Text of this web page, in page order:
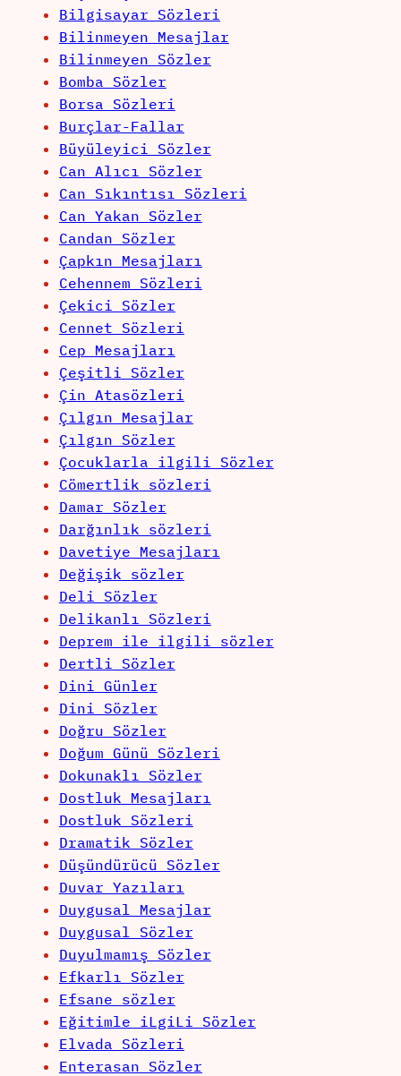
Bilgisayar Sözleri
Bilinmeyen Mesajlar
Bilinmeyen Sözler
Bomba Sözler
Borsa Sözleri
Burçlar-Fallar
Büyüleyici Sözler
Can Alıcı Sözler
Can Sıkıntısı Sözleri
Can Yakan Sözler
Candan Sözler
Çapkın Mesajları
Cehennem Sözleri
Çekici Sözler
Cennet Sözleri
Cep Mesajları
Çeşitli Sözler
Çin Atasözleri
Çılgın Mesajlar
Çılgın Sözler
Çocuklarla ilgili Sözler
Cömertlik sözleri
Damar Sözler
Darğınlık sözleri
Davetiye Mesajları
Değişik sözler
Deli Sözler
Delikanlı Sözleri
Deprem ile ilgili sözler
Dertli Sözler
Dini Günler
Dini Sözler
Doğru Sözler
Doğum Günü Sözleri
Dokunaklı Sözler
Dostluk Mesajları
Dostluk Sözleri
Dramatik Sözler
Düşündürücü Sözler
Duvar Yazıları
Duygusal Mesajlar
Duygusal Sözler
Duyulmamış Sözler
Efkarlı Sözler
Efsane sözler
Eğitimle iLgiLi Sözler
Elvada Sözleri
Enterasan Sözler